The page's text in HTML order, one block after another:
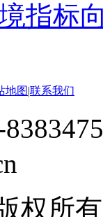
指标
地图|联系我们
权所有